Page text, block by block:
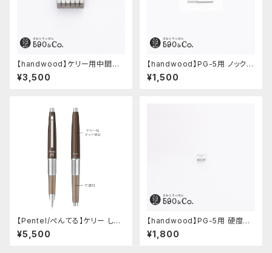
【handwood】ケリー用中間パ
ーツ/カスタムグリップ (八角形/
ステンレス)
¥3,500
【handwood】PG-5用 ノックボ
タン (超々ジュラルミン)
¥1,500
【Pentel/ぺんてる】ケリー しー
さーコラボ限定カラー
¥5,500
【handwood】PG-5用 硬度表
示窓 (超超ジュラルミン/楕円)
¥1,800